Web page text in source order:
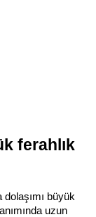
ferahlık
dolaşımı büyük
uzun